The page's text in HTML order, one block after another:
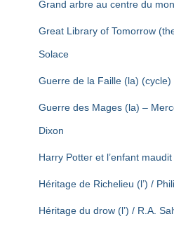
Grand arbre au centre du
Great Library of Tomorrow
Solace
Guerre de la Faille (la)
Guerre des Mages (la) –
Dixon
Harry Potter et l’enfant maudit
Héritage de Richelieu (l’) /
Héritage du drow (l’) / R.A.